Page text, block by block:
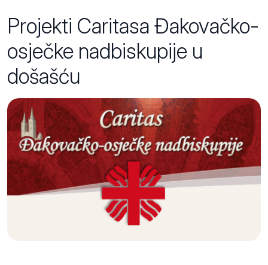
Projekti Caritasa Đakovačko-
osječke nadbiskupije u
došašću